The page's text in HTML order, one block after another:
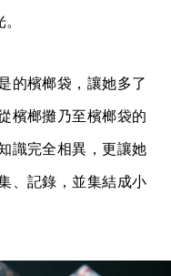
的檳榔袋，讓她多了
檳榔攤乃至檳榔袋的
識完全相異，更讓她
、記錄，並集結成小